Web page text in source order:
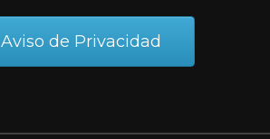
Aviso de Privacidad